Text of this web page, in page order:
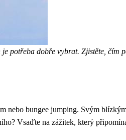
potřeba dobře vybrat. Zjistěte, čím
nebo bungee jumping. Svým
Vsaďte na zážitek, který